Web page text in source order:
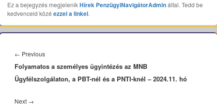
Ez a bejegyzés megjelenikHírek PenzügyiNavigátorAdmináltal. Tedd be
kedvenceid közé ezzel a linkel.
navigáció
← PreviousPrevious
post:
Folyamatos a személyes ügyintézés az MNB
Ügyfélszolgálaton, a PBT-nél és a PNTI-knél – 2024.11. hó
Next →